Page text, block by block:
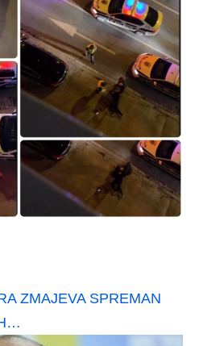
ZMAJEVA SPREMAN